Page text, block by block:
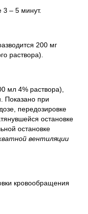
3 – 5 минут.
200 мг
раствора).
мл 4% раствора),
Показано при
передозировке
остановке
остановке
вентиляции
кровообращения